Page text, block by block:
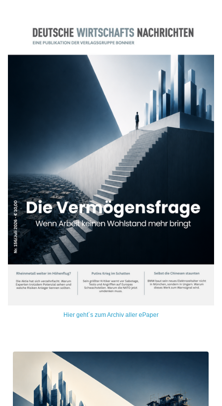
Hier geht´s zum Archiv aller ePaper